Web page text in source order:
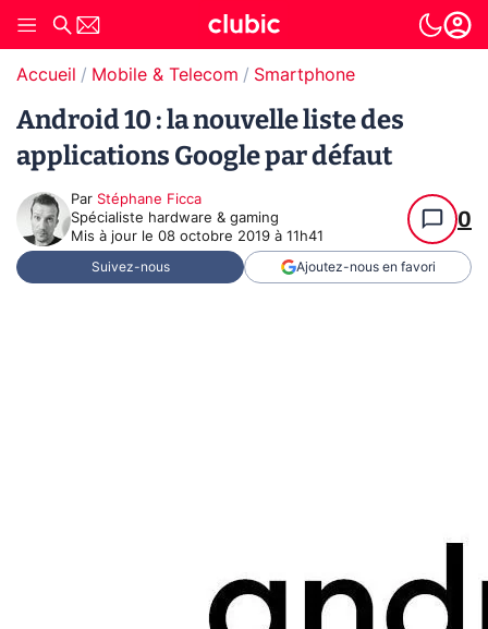
Accueil Mobile & Telecom Smartphone
Android 10 : la nouvelle liste des
applications Google par défaut
Par Stéphane Ficca
Spécialiste hardware & gaming
Mis à jour le 08 octobre 2019 à 11h41
0
Suivez-nous Ajoutez-nous en favori